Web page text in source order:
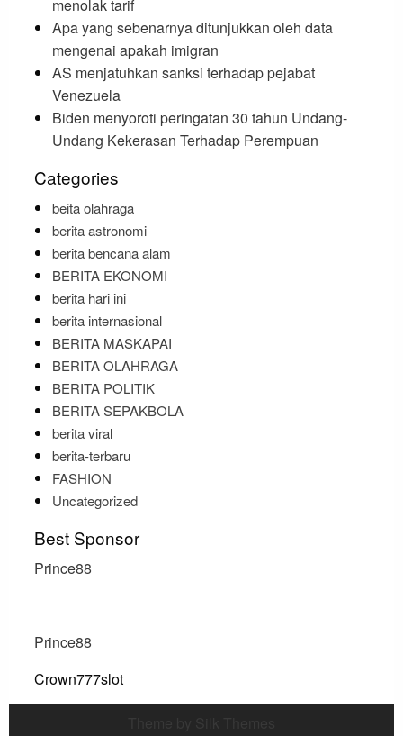
menolak tarif
Apa yang sebenarnya ditunjukkan oleh data
mengenai apakah imigran
AS menjatuhkan sanksi terhadap pejabat
Venezuela
Biden menyoroti peringatan 30 tahun Undang-
Undang Kekerasan Terhadap Perempuan
Categories
beita olahraga
berita astronomi
berita bencana alam
BERITA EKONOMI
berita hari ini
berita internasional
BERITA MASKAPAI
BERITA OLAHRAGA
BERITA POLITIK
BERITA SEPAKBOLA
berita viral
berita-terbaru
FASHION
Uncategorized
Best Sponsor
Prince88
Prince88
Crown777slot